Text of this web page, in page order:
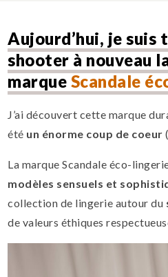
Aujourd’hui, je suis
shooter à nouveau
marque Scandale
J’ai découvert cette marque
été un énorme coup de coeur
La marque Scandale éco-
modèles sensuels et
collection de lingerie autour du
de valeurs éthiques